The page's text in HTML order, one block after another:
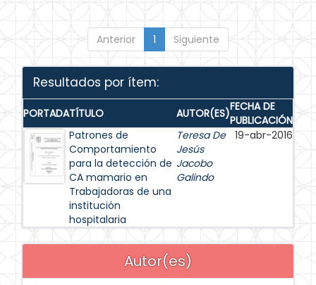
Anterior 1 Siguiente
Resultados por ítem:
PORTADATÍTULO AUTOR(ES)FECHA DE
PUBLICACIÓN
Patrones de
Comportamiento
para la detección de
CA mamario en
Trabajadoras de una
institución
hospitalaria
Teresa De
Jesús
Jacobo
Galindo
19-abr-2016
Autor(es)